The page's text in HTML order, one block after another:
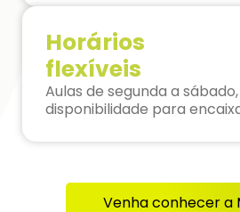
Horários
flexíveis
Aulas de segunda a
disponibilidade para
Venha conhecer a